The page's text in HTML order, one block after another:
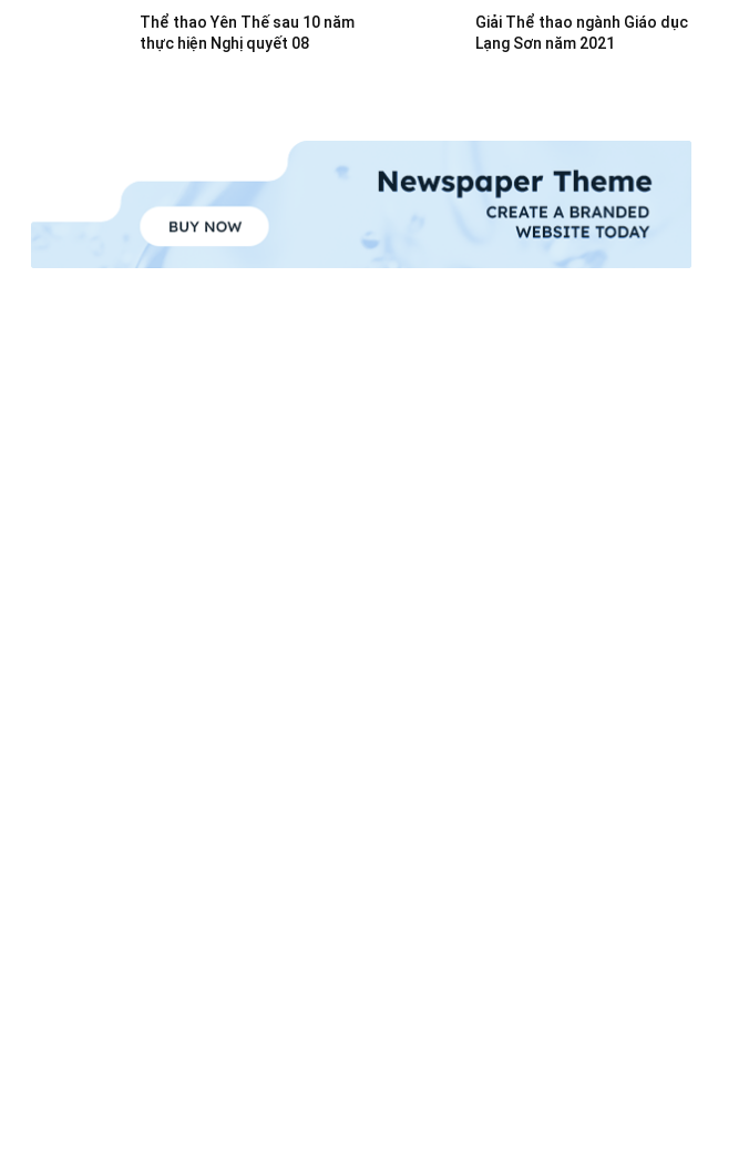
Thể thao Yên Thế sau 10 năm
thực hiện Nghị quyết 08
Giải Thể thao ngành Giáo dục
Lạng Sơn năm 2021